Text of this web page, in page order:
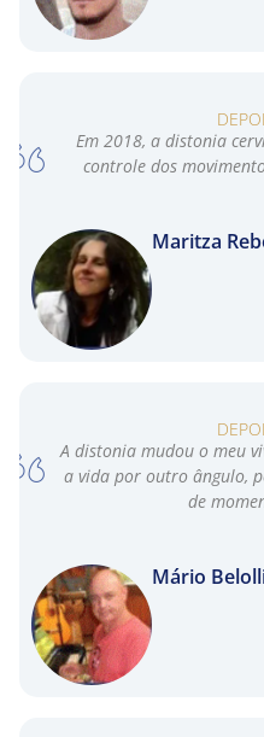
Em 2018, a distonia
controle dos
Maritza
A distonia mudou o meu
a vida por outro ângulo,
de
Mário